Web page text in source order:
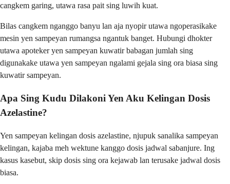
cangkem garing, utawa rasa pait sing luwih kuat.
Bilas cangkem nganggo banyu lan aja nyopir utawa ngoperasikake
mesin yen sampeyan rumangsa ngantuk banget. Hubungi dhokter
utawa apoteker yen sampeyan kuwatir babagan jumlah sing
digunakake utawa yen sampeyan ngalami gejala sing ora biasa sing
kuwatir sampeyan.
Apa Sing Kudu Dilakoni Yen Aku Kelingan Dosis
Azelastine?
Yen sampeyan kelingan dosis azelastine, njupuk sanalika sampeyan
kelingan, kajaba meh wektune kanggo dosis jadwal sabanjure. Ing
kasus kasebut, skip dosis sing ora kejawab lan terusake jadwal dosis
biasa.